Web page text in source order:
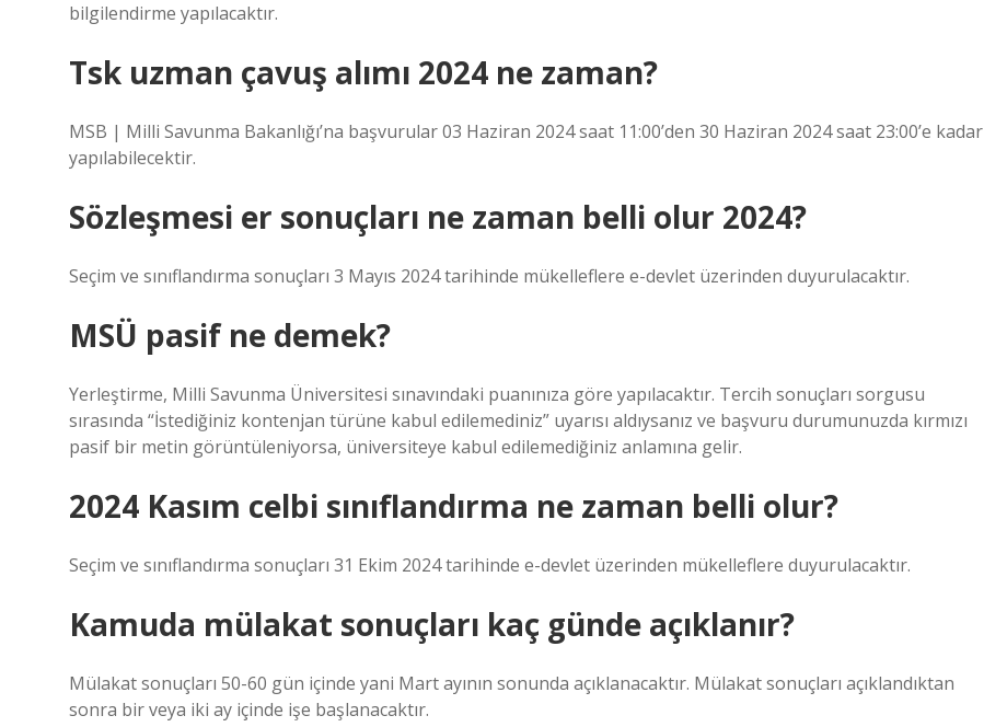
bilgilendirme yapılacaktır.
Tsk uzman çavuş alımı 2024 ne zaman?
MSB | Milli Savunma Bakanlığı’na başvurular 03 Haziran 2024 saat 11:00’den 30 Haziran 2024 saat 23:00’e kadar
yapılabilecektir.
Sözleşmesi er sonuçları ne zaman belli olur 2024?
Seçim ve sınıflandırma sonuçları 3 Mayıs 2024 tarihinde mükelleflere e-devlet üzerinden duyurulacaktır.
MSÜ pasif ne demek?
Yerleştirme, Milli Savunma Üniversitesi sınavındaki puanınıza göre yapılacaktır. Tercih sonuçları sorgusu
sırasında “İstediğiniz kontenjan türüne kabul edilemediniz” uyarısı aldıysanız ve başvuru durumunuzda kırmızı
pasif bir metin görüntüleniyorsa, üniversiteye kabul edilemediğiniz anlamına gelir.
2024 Kasım celbi sınıflandırma ne zaman belli olur?
Seçim ve sınıflandırma sonuçları 31 Ekim 2024 tarihinde e-devlet üzerinden mükelleflere duyurulacaktır.
Kamuda mülakat sonuçları kaç günde açıklanır?
Mülakat sonuçları 50-60 gün içinde yani Mart ayının sonunda açıklanacaktır. Mülakat sonuçları açıklandıktan
sonra bir veya iki ay içinde işe başlanacaktır.